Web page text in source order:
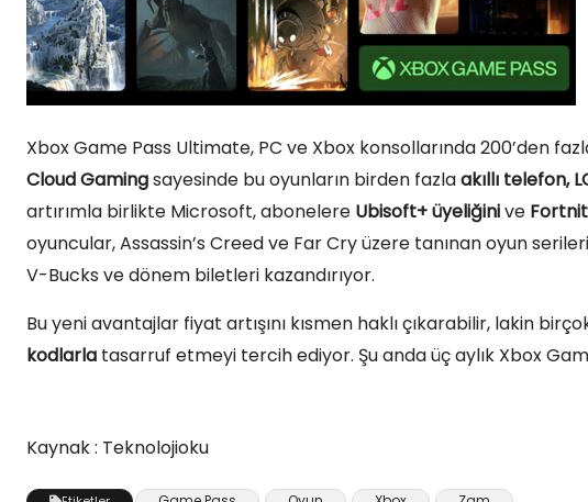
Xbox Game Pass Ultimate, PC ve Xbox konsollarında 200’den
Cloud Gamingsayesinde bu oyunların birden fazlaakıllı telefon,
artırımla birlikte Microsoft, abonelere Ubisoft+ üyeliğinive
oyuncular, Assassin’s Creed ve Far Cry üzere tanınan oyun
V-Bucks ve dönem biletleri kazandırıyor.
Bu yeni avantajlar fiyat artışını kısmen haklı çıkarabilir, lakin
kodlarla tasarruf etmeyi tercih ediyor. Şu anda üç aylık Xbox
Kaynak : Teknolojioku